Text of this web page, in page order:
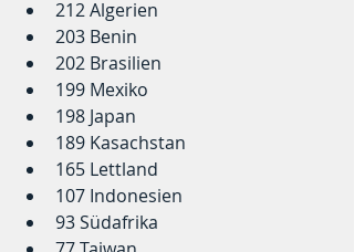
212 Algerien
203 Benin
202 Brasilien
199 Mexiko
198 Japan
189 Kasachstan
165 Lettland
107 Indonesien
93 Südafrika